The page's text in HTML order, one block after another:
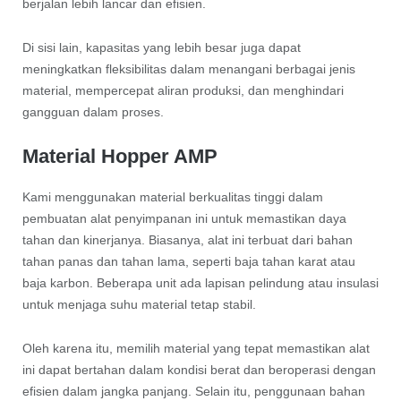
berjalan lebih lancar dan efisien.
Di sisi lain, kapasitas yang lebih besar juga dapat
meningkatkan fleksibilitas dalam menangani berbagai jenis
material, mempercepat aliran produksi, dan menghindari
gangguan dalam proses.
Material Hopper AMP
Kami menggunakan material berkualitas tinggi dalam
pembuatan alat penyimpanan ini untuk memastikan daya
tahan dan kinerjanya. Biasanya, alat ini terbuat dari bahan
tahan panas dan tahan lama, seperti baja tahan karat atau
baja karbon. Beberapa unit ada lapisan pelindung atau insulasi
untuk menjaga suhu material tetap stabil.
Oleh karena itu, memilih material yang tepat memastikan alat
ini dapat bertahan dalam kondisi berat dan beroperasi dengan
efisien dalam jangka panjang. Selain itu, penggunaan bahan